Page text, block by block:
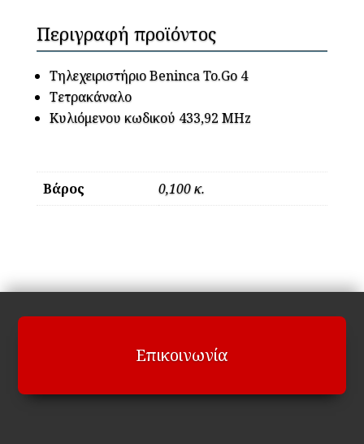
Περιγραφή προϊόντος
Τηλεχειριστήριο Beninca To.Go 4
Τετρακάναλο
Κυλιόμενου κωδικού 433,92 MHz
Βάρος 0,100 κ.
Επικοινωνία